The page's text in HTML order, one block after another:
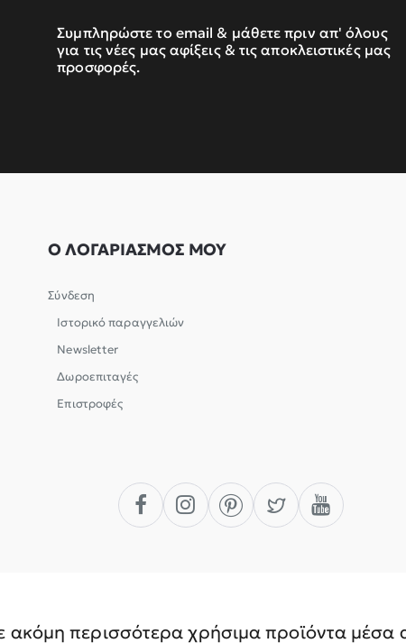
Συμπληρώστε το email & μάθετε πριν απ' όλους
για τις νέες μας αφίξεις & τις αποκλειστικές μας
προσφορές.
Ο ΛΟΓΑΡΙΑΣΜΟΣ ΜΟΥ
Σύνδεση
Ιστορικό παραγγελιών
Newsletter
Δωροεπιταγές
Επιστροφές
ακόμη περισσότερα χρήσιμα προϊόντα μέσα